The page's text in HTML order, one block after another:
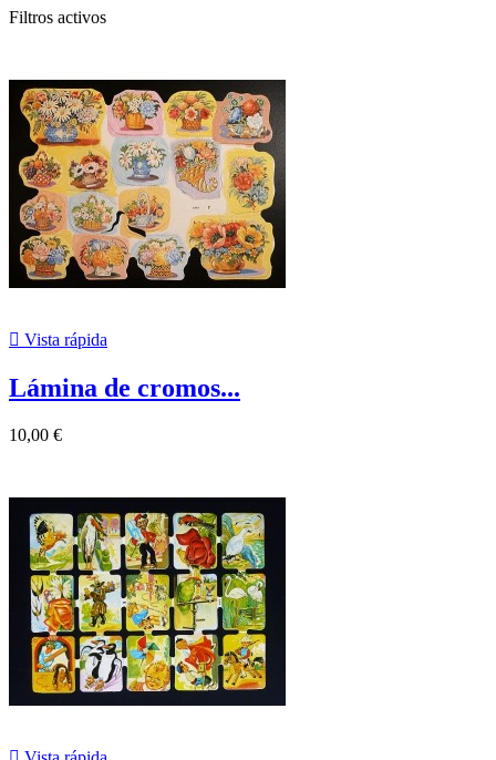
Filtros activos
 Vista rápida
Lámina de cromos...
10,00 €